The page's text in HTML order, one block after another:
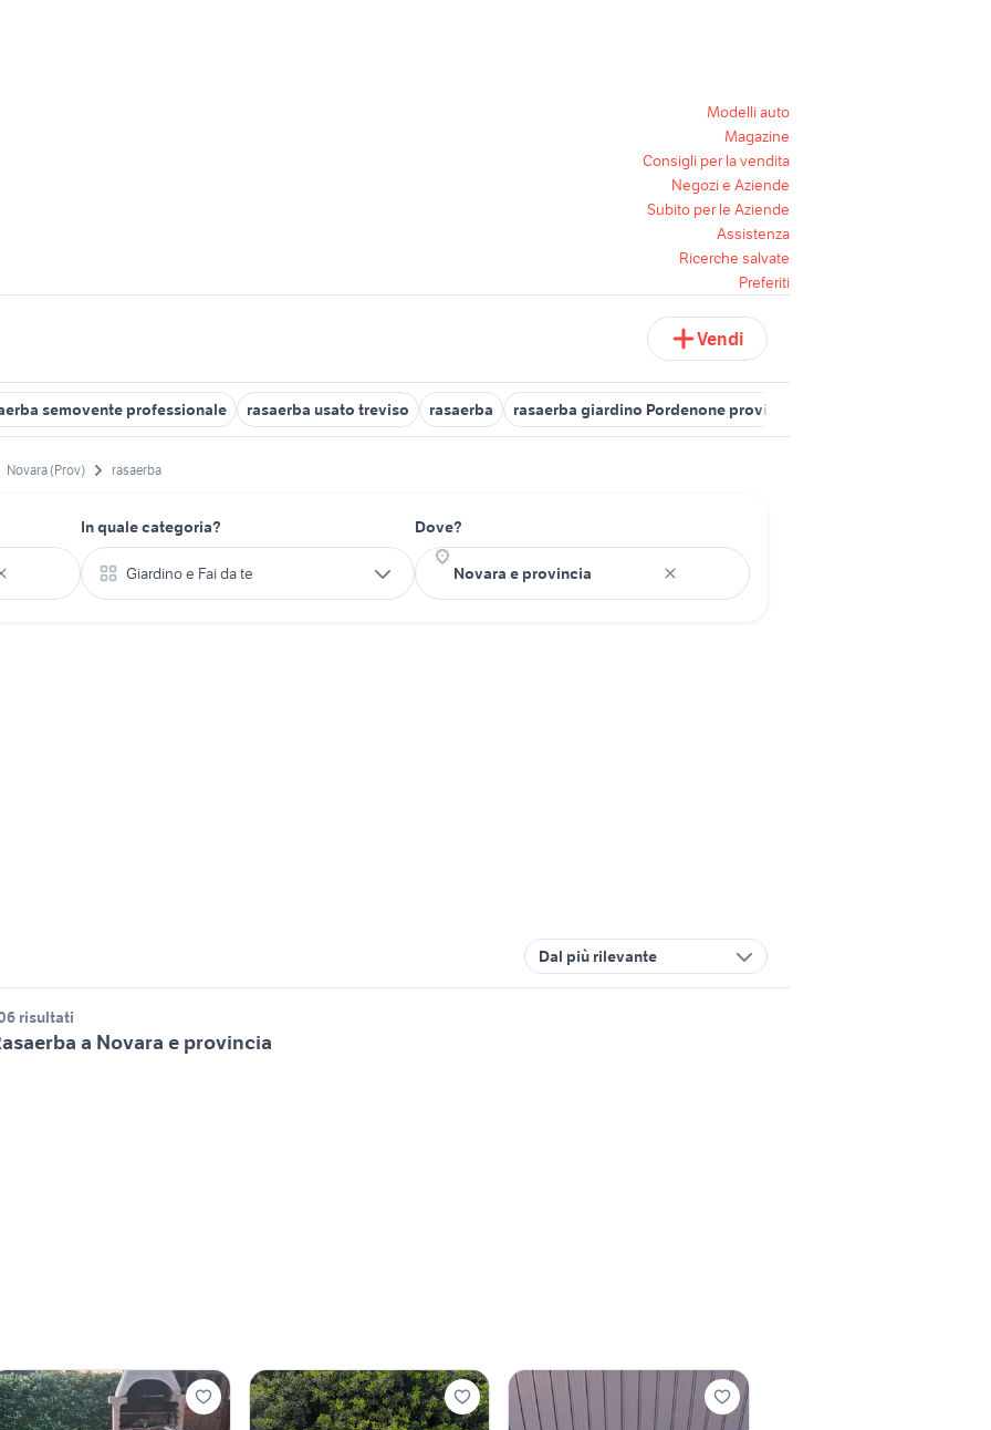
Modelli auto
Magazine
Consigli per la vendita
Negozi e Aziende
Subito per le Aziende
Assistenza
Ricerche salvate
Preferiti
Vendi
semovente professionale rasaerba usato treviso rasaerba rasaerba giardino Pordenone provincia
Novara (Prov) rasaerba
In quale categoria?
Giardino e Fai da te
Dove?
Dal più rilevante
risultati
a Novara e provincia